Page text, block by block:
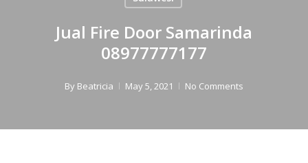
Jual Fire Door Samarinda
08977777177
By Beatricia May 5, 2021 No Comments